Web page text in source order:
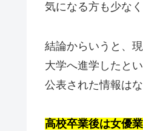
気になる方も少なく
結論からいうと、
大学へ進学したとい
公表された情報はな
高校卒業後は女優